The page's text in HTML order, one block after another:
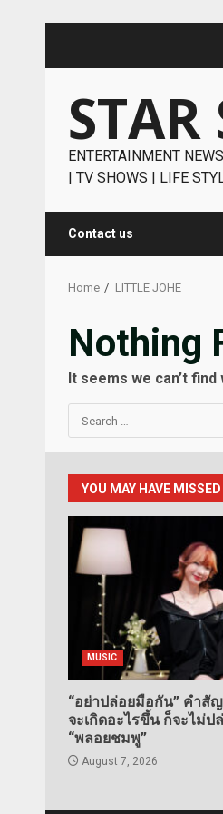
STAR
ENTERTAINMENT
| TV SHOWS | LIFE
Contact us
Home LITTLE JOHE
Nothing
It seems we can’t
Search
for:
YOU MAY HAVE MISSED
MUSIC
“อย่าปล่อยมือกัน” คำสั
จะเกิดอะไรขึ้น ก็จะไม่ป
“พลอยชมพู”
August 7, 2026